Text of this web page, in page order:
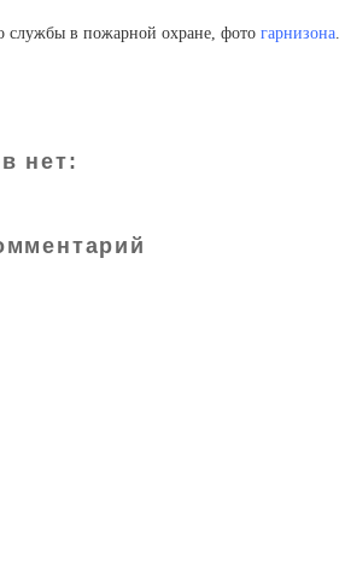
службы в пожарной охране, фото гарнизона
нет: